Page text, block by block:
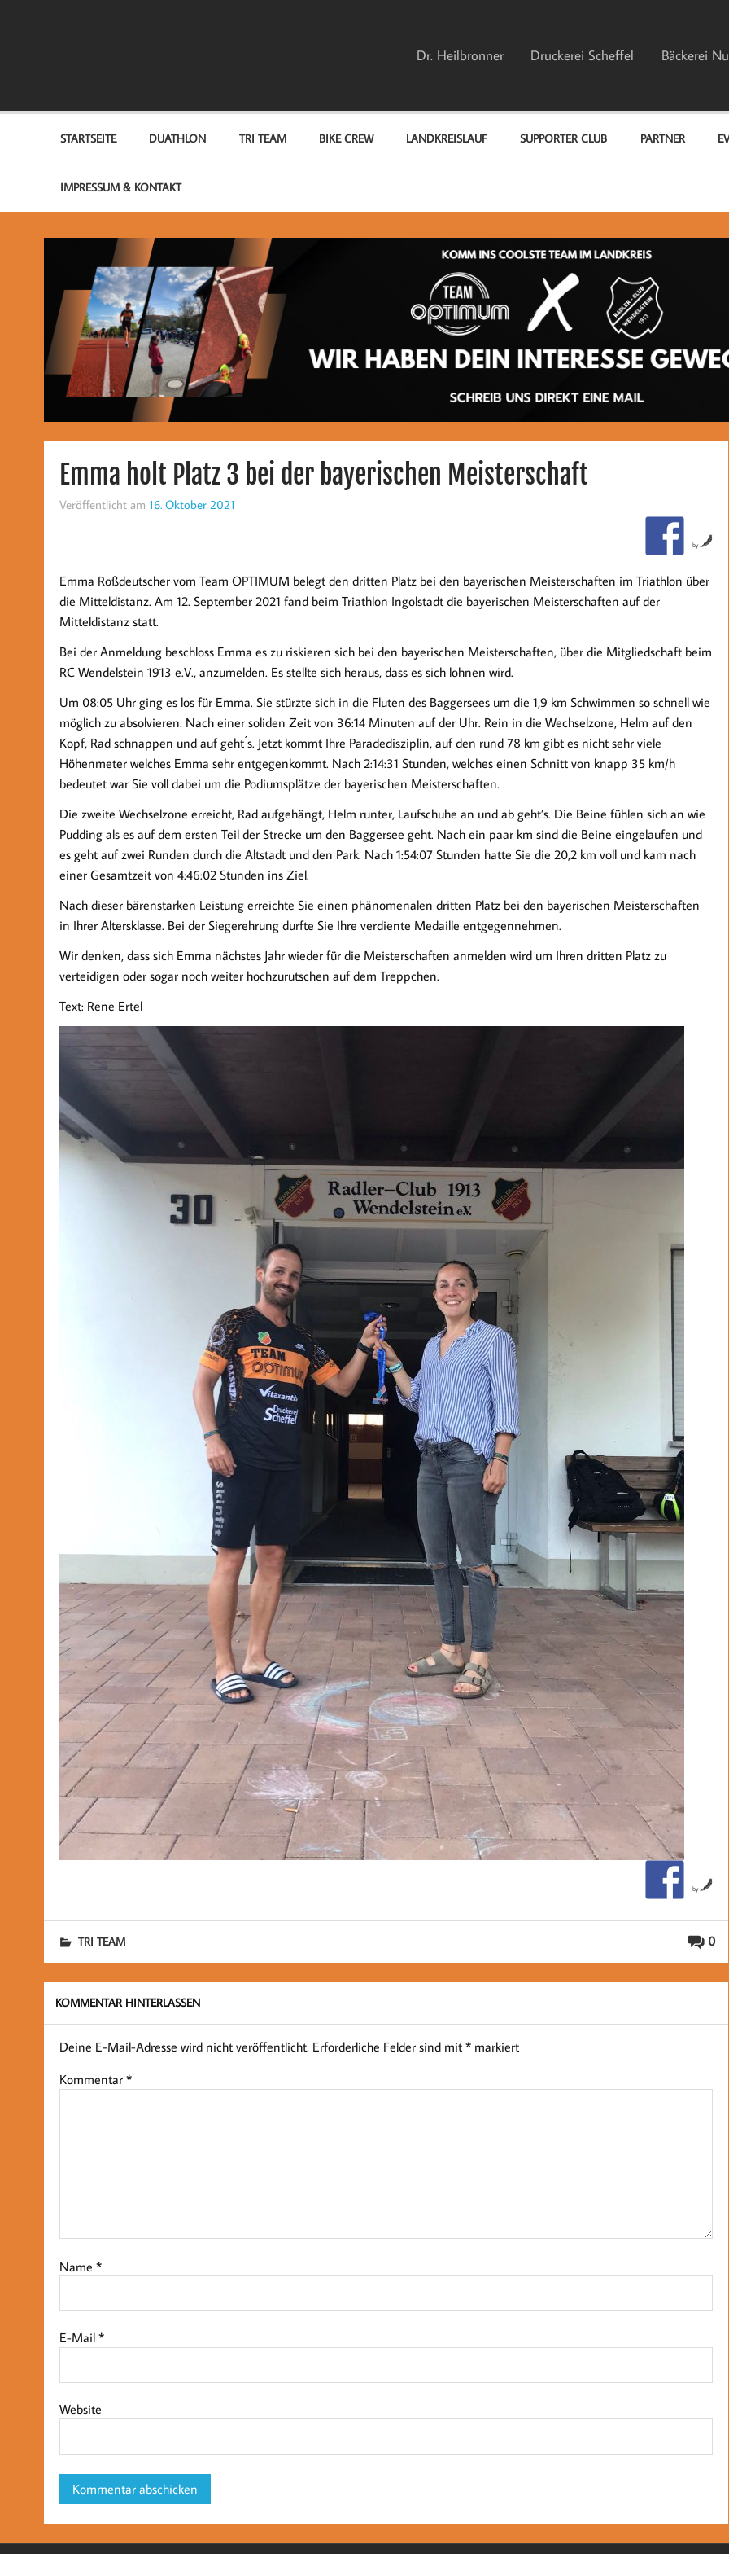
Dr. Heilbronner Druckerei Scheffel Bäckerei
STARTSEITE DUATHLON TRI TEAM BIKE CREW LANDKREISLAUF SUPPORTER CLUB PARTNER
IMPRESSUM & KONTAKT
Emma holt Platz 3 bei der bayerischen Meisterschaft
Veröffentlicht am 16. Oktober 2021
by
Emma Roßdeutscher vom Team OPTIMUM belegt den dritten Platz bei den bayerischen Meisterschaften im Triathlon über
die Mitteldistanz. Am 12. September 2021 fand beim Triathlon Ingolstadt die bayerischen Meisterschaften auf der
Mitteldistanz statt.
Bei der Anmeldung beschloss Emma es zu riskieren sich bei den bayerischen Meisterschaften, über die Mitgliedschaft beim
RC Wendelstein 1913 e.V., anzumelden. Es stellte sich heraus, dass es sich lohnen wird.
Um 08:05 Uhr ging es los für Emma. Sie stürzte sich in die Fluten des Baggersees um die 1,9 km Schwimmen so schnell wie
möglich zu absolvieren. Nach einer soliden Zeit von 36:14 Minuten auf der Uhr. Rein in die Wechselzone, Helm auf den
Kopf, Rad schnappen und auf geht ́s. Jetzt kommt Ihre Paradedisziplin, auf den rund 78 km gibt es nicht sehr viele
Höhenmeter welches Emma sehr entgegenkommt. Nach 2:14:31 Stunden, welches einen Schnitt von knapp 35 km/h
bedeutet war Sie voll dabei um die Podiumsplätze der bayerischen Meisterschaften.
Die zweite Wechselzone erreicht, Rad aufgehängt, Helm runter, Laufschuhe an und ab geht’s. Die Beine fühlen sich an wie
Pudding als es auf dem ersten Teil der Strecke um den Baggersee geht. Nach ein paar km sind die Beine eingelaufen und
es geht auf zwei Runden durch die Altstadt und den Park. Nach 1:54:07 Stunden hatte Sie die 20,2 km voll und kam nach
einer Gesamtzeit von 4:46:02 Stunden ins Ziel.
Nach dieser bärenstarken Leistung erreichte Sie einen phänomenalen dritten Platz bei den bayerischen Meisterschaften
in Ihrer Altersklasse. Bei der Siegerehrung durfte Sie Ihre verdiente Medaille entgegennehmen.
Wir denken, dass sich Emma nächstes Jahr wieder für die Meisterschaften anmelden wird um Ihren dritten Platz zu
verteidigen oder sogar noch weiter hochzurutschen auf dem Treppchen.
Text: Rene Ertel
by
0
TRI TEAM
KOMMENTAR HINTERLASSEN
Deine E-Mail-Adresse wird nicht veröffentlicht. Erforderliche Felder sind mit *markiert
Kommentar *
Name *
E-Mail *
Website